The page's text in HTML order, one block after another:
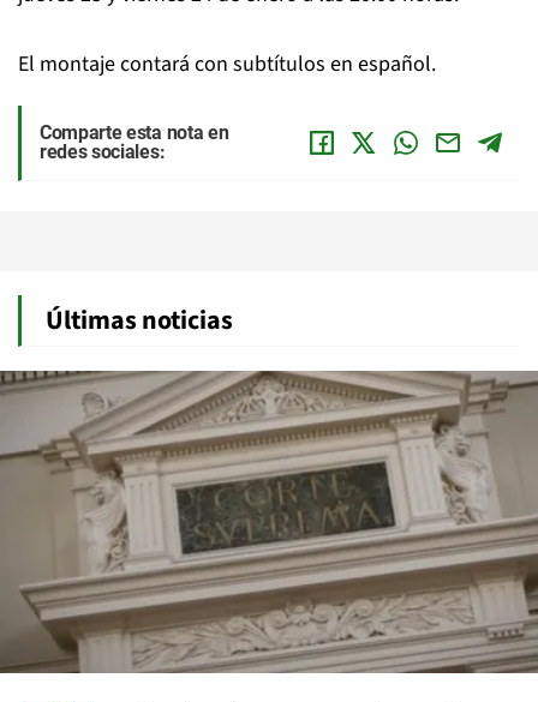
El montaje contará con subtítulos en español.
Comparte esta nota en
redes sociales:
Últimas noticias